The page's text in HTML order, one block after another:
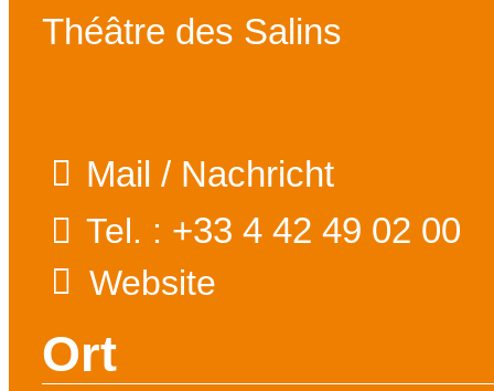
Théâtre des Salins
Mail / Nachricht
Tel. : +33 4 42 49 02 00
Website
Ort